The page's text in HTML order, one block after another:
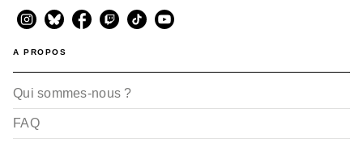
A PROPOS
Qui sommes-nous ?
FAQ